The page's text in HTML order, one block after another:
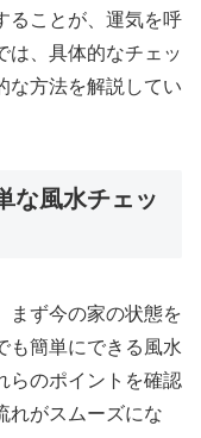
ることが、運気を呼
は、具体的なチェッ
な方法を解説してい
な風水チェッ
まず今の家の状態を
も簡単にできる風水
らのポイントを確認
れがスムーズにな